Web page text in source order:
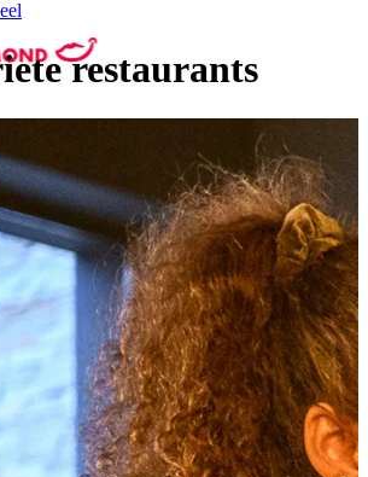
restaurants